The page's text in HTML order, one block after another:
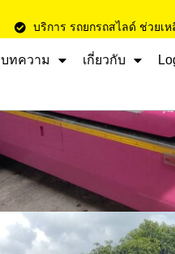
บริการ รถยกรถสไลด์ ช่วยเ
บทความ เกี่ยวกับ